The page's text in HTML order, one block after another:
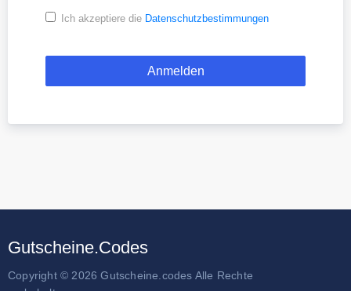
Ich akzeptiere die Datenschutzbestimmungen
Gutscheine.Codes
Copyright © 2026 Gutscheine.codes Alle Rechte